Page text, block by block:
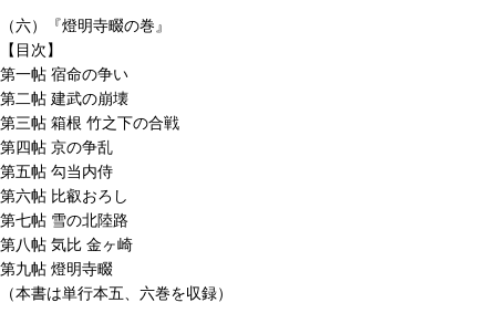
（六）『燈明寺畷の巻』
【目次】
第一帖 宿命の争い
第二帖 建武の崩壊
第三帖 箱根 竹之下の合戦
第四帖 京の争乱
第五帖 勾当内侍
第六帖 比叡おろし
第七帖 雪の北陸路
第八帖 気比 金ヶ崎
第九帖 燈明寺畷
（本書は単行本五、六巻を収録）